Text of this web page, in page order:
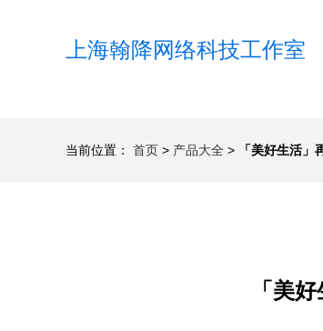
上海翰降网络科技工作室
当前位置： 首页 > 产品大全 > 「美好生活
「美